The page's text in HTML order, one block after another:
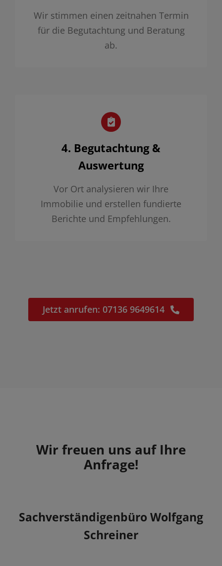
Wir stimmen einen zeitnahen Termin
für die Begutachtung und Beratung
ab.
4. Begutachtung &
Auswertung
Vor Ort analysieren wir Ihre
Immobilie und erstellen fundierte
Berichte und Empfehlungen.
Jetzt anrufen: 07136 9649614
Wir freuen uns auf Ihre
Anfrage!
Sachverständigenbüro Wolfgang
Schreiner